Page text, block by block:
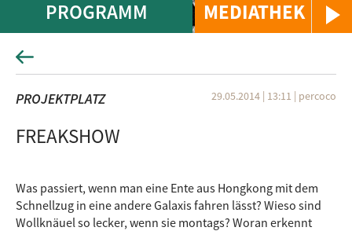
MEDIATHEK
PROGRAMM
PROJEKTPLATZ 29.05.2014 | 13:11 | percoco
FREAKSHOW
Was passiert, wenn man eine Ente aus Hongkong mit dem
Schnellzug in eine andere Galaxis fahren lässt? Wieso sind
Wollknäuel so lecker, wenn sie montags? Woran erkennt